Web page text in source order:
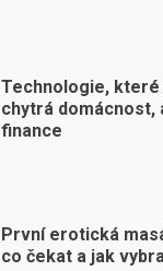
Technologie, které
chytrá domácnost,
finance
První erotická
co čekat a jak